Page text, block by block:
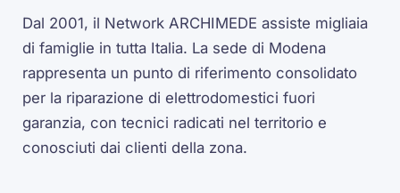
Dal 2001, il Network ARCHIMEDE assiste migliaia
di famiglie in tutta Italia. La sede di Modena
rappresenta un punto di riferimento consolidato
per la riparazione di elettrodomestici fuori
garanzia, con tecnici radicati nel territorio e
conosciuti dai clienti della zona.